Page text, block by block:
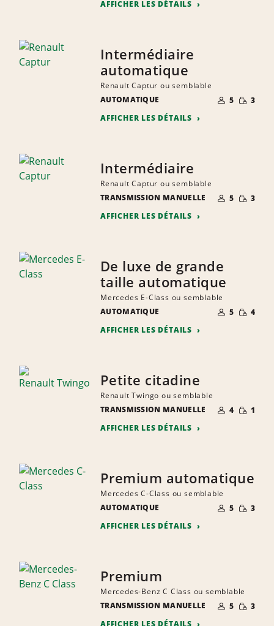
AFFICHER LES DÉTAILS
Intermédiaire
automatique
Renault Captur ou semblable
AUTOMATIQUE
NOMBRE DE
PERSONNES
5 RÉDUITE
3
AFFICHER LES DÉTAILS
Intermédiaire
Renault Captur ou semblable
TRANSMISSION MANUELLE
NOMBRE DE
PERSONNES
5 RÉDUITE
3
AFFICHER LES DÉTAILS
De luxe de grande
taille automatique
Mercedes E-Class ou semblable
AUTOMATIQUE
NOMBRE DE
PERSONNES
5 RÉDUITE
4
AFFICHER LES DÉTAILS
Petite citadine
Renault Twingo ou semblable
TRANSMISSION MANUELLE
NOMBRE DE
PERSONNES
4 RÉDUITE
1
AFFICHER LES DÉTAILS
Premium automatique
Mercedes C-Class ou semblable
AUTOMATIQUE
NOMBRE DE
PERSONNES
5 RÉDUITE
3
AFFICHER LES DÉTAILS
Premium
Mercedes-Benz C Class ou semblable
TRANSMISSION MANUELLE
NOMBRE DE
PERSONNES
5 RÉDUITE
3
AFFICHER LES DÉTAILS